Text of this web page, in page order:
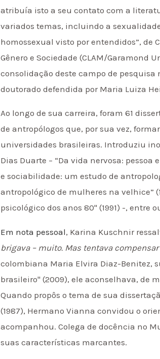
atribuía isto a seu contato com a
variados temas, incluindo a
homossexual visto por entendidos”, de
Gênero e Sociedade (CLAM/
consolidação deste campo de pesquisa
doutorado defendida por Maria Luiza
Ao longo de sua carreira, foram 61
de antropólogos que, por sua vez,
universidades brasileiras. Introduziu
Dias Duarte – “Da vida nervosa:
e sociabilidade: um estudo de
antropológico de mulheres na velhice”
psicológico dos anos 80" (1991) -, entre
Em nota pessoal, Karina Kuschnir
brigava – muito. Mas tentava
colombiana Maria Elvira Diaz-Benitez,
brasileiro" (2009), ele aconselhava, de
Quando propôs o tema de sua
(1987), Hermano Vianna convidou o
acompanhou. Colega de docência no
suas características marcantes.